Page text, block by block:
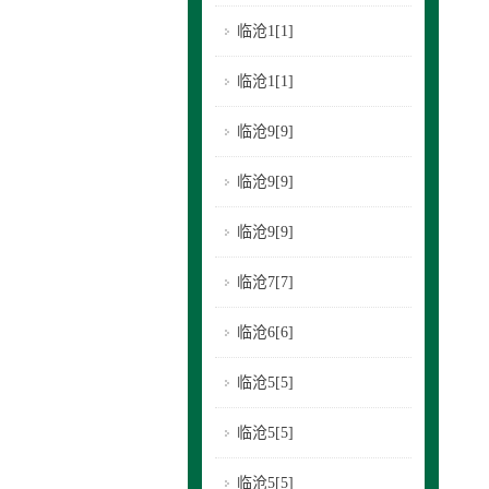
临沧1[1]
临沧1[1]
临沧9[9]
临沧9[9]
临沧9[9]
临沧7[7]
临沧6[6]
临沧5[5]
临沧5[5]
临沧5[5]